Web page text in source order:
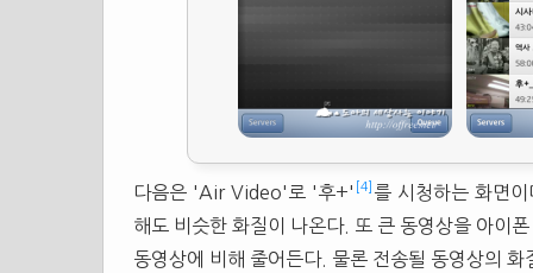
다음은 'Air Video'로 '후+' [4] 를 시청하는 화면
해도 비슷한 화질이 나온다. 또 큰 동영상을 아이
동영상에 비해 줄어든다. 물론 전송될 동영상의